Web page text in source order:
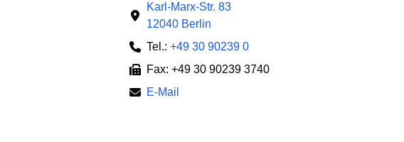
Karl-Marx-Str. 83
12040 Berlin
Tel.: +49 30 90239 0
Fax: +49 30 90239 3740
E-Mail